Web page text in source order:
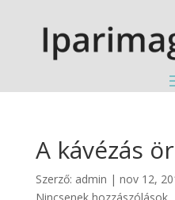
A kávézás
Szerző: admin | nov 12,